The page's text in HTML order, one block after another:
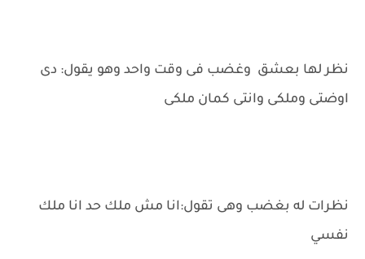
نظر لها بعشق وغضب فى وقت واحد وهو يقول: دى
اوضتى وملكى وانتى كمان ملكى
نظرات له بغضب وهى تقول:انا مش ملك حد انا ملك
نفسي